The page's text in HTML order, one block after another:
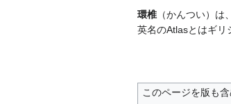
環椎 （かんつい）は、
英名のAtlasとはギリ
このページを版も